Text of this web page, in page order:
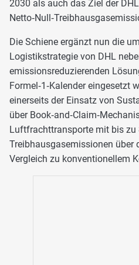
2030 als auch das Ziel der
Die Schiene ergänzt nun die
Logistikstrategie von DHL
emissionsreduzierenden
Formel‑1‑Kalender eingesetzt
einerseits der Einsatz von
über
Luftfrachttransporte mit bis zu
Treibhausgasemissionen über
Vergleich zu konventionellem